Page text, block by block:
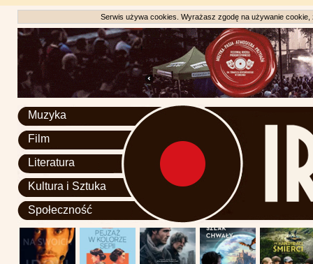
Serwis używa cookies. Wyrażasz zgodę na używanie
Muzyka
Film
Literatura
Kultura i Sztuka
Społeczność